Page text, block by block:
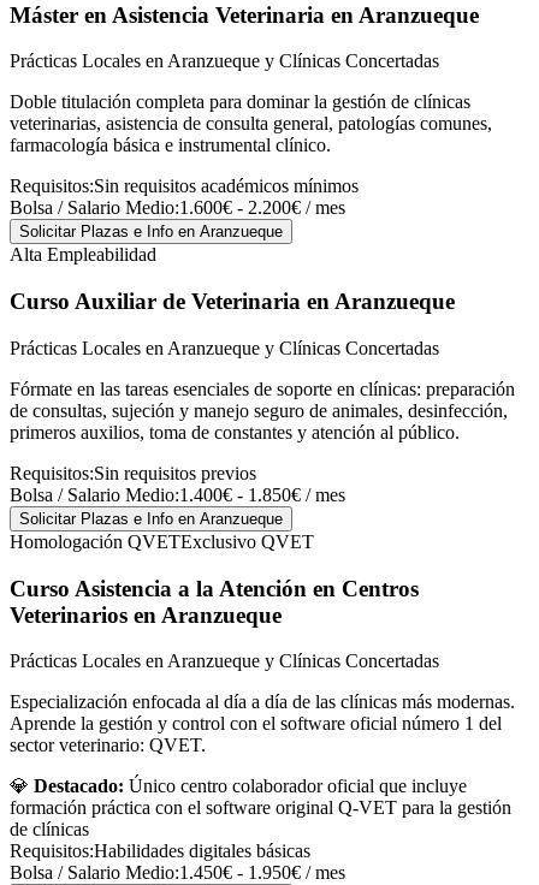
Máster en Asistencia Veterinaria en Aranzueque
Prácticas Locales en Aranzueque y Clínicas Concertadas
Doble titulación completa para dominar la gestión de clínicas
veterinarias, asistencia de consulta general, patologías comunes,
farmacología básica e instrumental clínico.
Requisitos:Sin requisitos académicos mínimos
Bolsa / Salario Medio:1.600€ - 2.200€ / mes
Solicitar Plazas e Info en Aranzueque
Alta Empleabilidad
Curso Auxiliar de Veterinaria en Aranzueque
Prácticas Locales en Aranzueque y Clínicas Concertadas
Fórmate en las tareas esenciales de soporte en clínicas: preparación
de consultas, sujeción y manejo seguro de animales, desinfección,
primeros auxilios, toma de constantes y atención al público.
Requisitos:Sin requisitos previos
Bolsa / Salario Medio:1.400€ - 1.850€ / mes
Solicitar Plazas e Info en Aranzueque
Homologación QVETExclusivo QVET
Curso Asistencia a la Atención en Centros
Veterinarios en Aranzueque
Prácticas Locales en Aranzueque y Clínicas Concertadas
Especialización enfocada al día a día de las clínicas más modernas.
Aprende la gestión y control con el software oficial número 1 del
sector veterinario: QVET.
💎 Destacado: Único centro colaborador oficial que incluye
formación práctica con el software original Q-VET para la gestión
de clínicas
Requisitos:Habilidades digitales básicas
Bolsa / Salario Medio:1.450€ - 1.950€ / mes